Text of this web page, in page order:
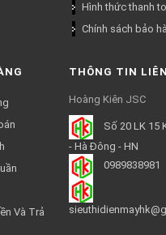
Hình thức thanh
Chính sách bảo
Và Trả
THÔNG TIN
Hoàng Kiên JSC
Số 20 LK 15
- Hà Đông - HN
0989838981